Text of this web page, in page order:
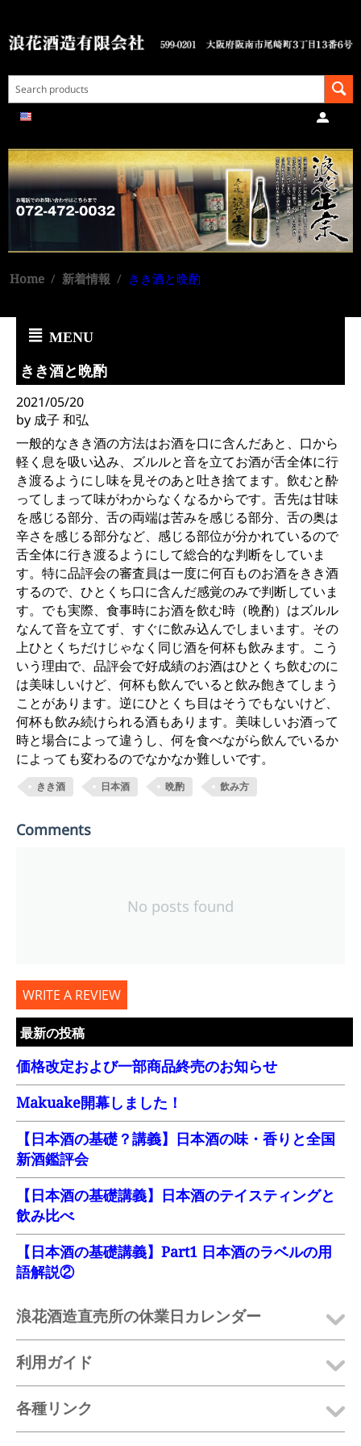
Home / 新着情報 / きき酒と晩酌
MENU
きき酒と晩酌
2021/05/20
by 成子 和弘
一般的なきき酒の方法はお酒を口に含んだあと、口から
軽く息を吸い込み、ズルルと音を立てお酒が舌全体に行
き渡るようにし味を見そのあと吐き捨てます。飲むと酔
ってしまって味がわからなくなるからです。舌先は甘味
を感じる部分、舌の両端は苦みを感じる部分、舌の奥は
辛さを感じる部分など、感じる部位が分かれているので
舌全体に行き渡るようにして総合的な判断をしていま
す。特に品評会の審査員は一度に何百ものお酒をきき酒
するので、ひとくち口に含んだ感覚のみで判断していま
す。でも実際、食事時にお酒を飲む時（晩酌）はズルル
なんて音を立てず、すぐに飲み込んでしまいます。その
上ひとくちだけじゃなく同じ酒を何杯も飲みます。こう
いう理由で、品評会で好成績のお酒はひとくち飲むのに
は美味しいけど、何杯も飲んでいると飲み飽きてしまう
ことがあります。逆にひとくち目はそうでもないけど、
何杯も飲み続けられる酒もあります。美味しいお酒って
時と場合によって違うし、何を食べながら飲んでいるか
によっても変わるのでなかなか難しいです。
きき酒 日本酒 晩酌 飲み方
Comments
No posts found
WRITE A REVIEW
最新の投稿
価格改定および一部商品終売のお知らせ
Makuake開幕しました！
【日本酒の基礎？講義】日本酒の味・香りと全国
新酒鑑評会
【日本酒の基礎講義】日本酒のテイスティングと
飲み比べ
【日本酒の基礎講義】Part1 日本酒のラベルの用
語解説②
浪花酒造直売所の休業日カレンダー
利用ガイド
各種リンク